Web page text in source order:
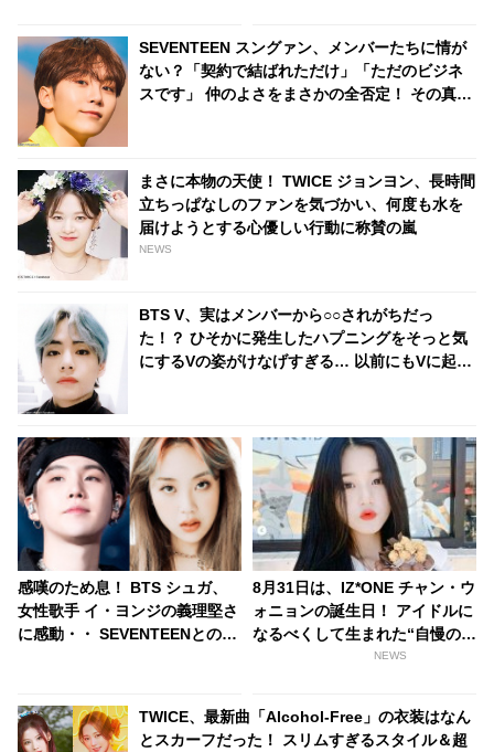
SEVENTEEN スングァン、メンバーたちに情が
ない？「契約で結ばれただけ」「ただのビジネ
スです」 仲のよさをまさかの全否定！ その真相
まさに本物の天使！ TWICE ジョンヨン、長時間
立ちっぱなしのファンを気づかい、何度も水を
届けようとする心優しい行動に称賛の嵐
NEWS
BTS V、実はメンバーから○○されがちだっ
た！？ ひそかに発生したハプニングをそっと気
にするVの姿がけなげすぎる… 以前にもVに起き
感嘆のため息！ BTS シュガ、
女性歌手 イ・ヨンジの義理堅さ
に感動・・ SEVENTEENとのコ
8月31日は、IZ*ONE チャン・ウ
ォニョンの誕生日！ アイドルに
なるべくして生まれた“自慢の末
っ子”のトリビアをご紹介
NEWS
TWICE、最新曲「Alcohol-Free」の衣装はなん
とスカーフだった！ スリムすぎるスタイル＆超